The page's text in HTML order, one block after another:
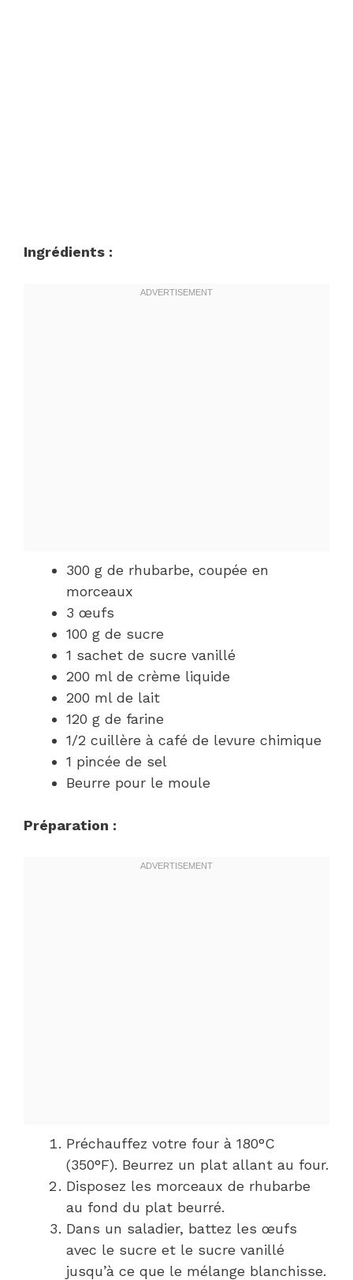
Ingrédients :
300 g de rhubarbe, coupée en
morceaux
3 œufs
100 g de sucre
1 sachet de sucre vanillé
200 ml de crème liquide
200 ml de lait
120 g de farine
1/2 cuillère à café de levure chimique
1 pincée de sel
Beurre pour le moule
Préparation :
Préchauffez votre four à 180°C
(350°F). Beurrez un plat allant au four.
Disposez les morceaux de rhubarbe
au fond du plat beurré.
Dans un saladier, battez les œufs
avec le sucre et le sucre vanillé
jusqu’à ce que le mélange blanchisse.